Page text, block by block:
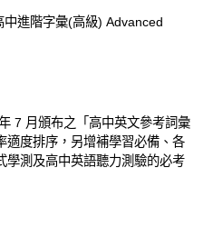
進階字彙(高級) Advanced
7 月頒布之「高中英文參考詞彙
適度排序，另增補學習必備、各
學測及高中英語聽力測驗的必考